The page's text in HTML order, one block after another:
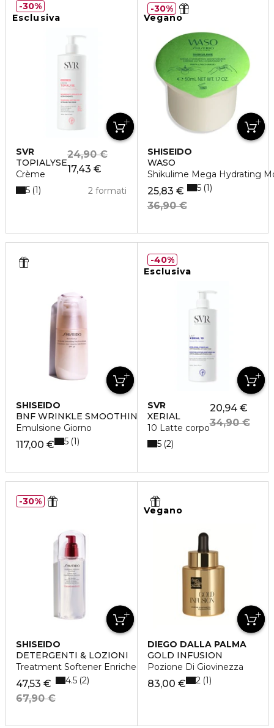
Esclusiva
SVR
TOPIALYSE
Crème
17,43 €
24,90 €
2 formati
5 1
30%
Vegano
SHISEIDO
WASO
Shikulime Mega Hydrating
25,83 €
36,90 €
5 1
30%
SHISEIDO
BNF WRINKLE SMOOTHING
Emulsione Giorno
117,00 € 5 1
Esclusiva
SVR
XERIAL
10 Latte corpo
20,94 €
34,90 €
5 2
40%
SHISEIDO
DETERGENTI & LOZIONI
Treatment Softener Enriched
47,53 €
67,90 €
4.5 2
30%
Vegano
DIEGO DALLA PALMA
GOLD INFUSION
Pozione Di Giovinezza
83,00 € 2 1